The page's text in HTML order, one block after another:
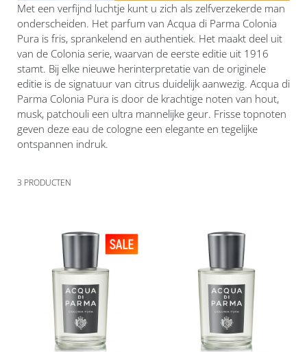
Met een verfijnd luchtje kunt u zich als zelfverzekerde man
onderscheiden. Het parfum van Acqua di Parma Colonia
Pura is fris, sprankelend en authentiek. Het maakt deel uit
van de Colonia serie, waarvan de eerste editie uit 1916
stamt. Bij elke nieuwe herinterpretatie van de originele
editie is de signatuur van citrus duidelijk aanwezig. Acqua di
Parma Colonia Pura is door de krachtige noten van hout,
musk, patchouli een ultra mannelijke geur. Frisse topnoten
geven deze eau de cologne een elegante en tegelijke
ontspannen indruk.
3 PRODUCTEN
verlanglijst
verlanglijst